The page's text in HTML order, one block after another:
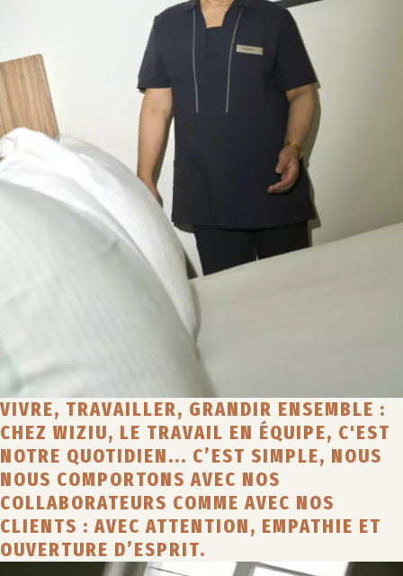
VIVRE, TRAVAILLER, GRANDIR ENSEMBLE :
CHEZ WIZIU, LE TRAVAIL EN ÉQUIPE, C'EST
NOTRE QUOTIDIEN... C’EST SIMPLE, NOUS
NOUS COMPORTONS AVEC NOS
COLLABORATEURS COMME AVEC NOS
CLIENTS : AVEC ATTENTION, EMPATHIE ET
OUVERTURE D’ESPRIT.